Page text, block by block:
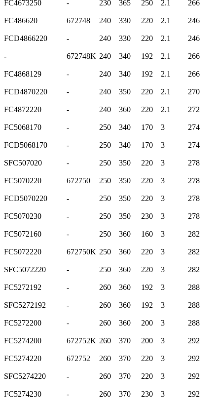
FC4673250 - 230 365 250 2.1 266
FC486620 672748 240 330 220 2.1 246
FCD4866220 - 240 330 220 2.1 246
- 672748K 240 340 192 2.1 266
FC4868129 - 240 340 192 2.1 266
FCD4870220 - 240 350 220 2.1 270
FC4872220 - 240 360 220 2.1 272
FC5068170 - 250 340 170 3 274
FCD5068170 - 250 340 170 3 274
SFC507020 - 250 350 220 3 278
FC5070220 672750 250 350 220 3 278
FCD5070220 - 250 350 220 3 278
FC5070230 - 250 350 230 3 278
FC5072160 - 250 360 160 3 282
FC5072220 672750K 250 360 220 3 282
SFC5072220 - 250 360 220 3 282
FC5272192 - 260 360 192 3 288
SFC5272192 - 260 360 192 3 288
FC5272200 - 260 360 200 3 288
FC5274200 672752K 260 370 200 3 292
FC5274220 672752 260 370 220 3 292
SFC5274220 - 260 370 220 3 292
FC5274230 - 260 370 230 3 292